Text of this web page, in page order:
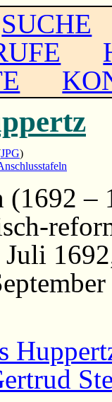
SUCHE
JPG)
(1692 –